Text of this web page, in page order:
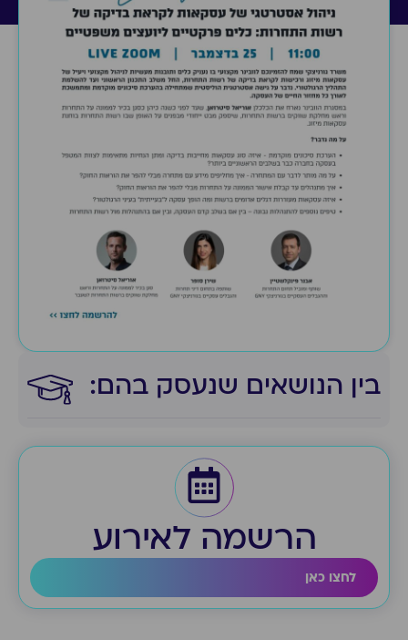
בין הנושאים שנעסק בהם:​
הרשמה לאירוע
לחצו כאן